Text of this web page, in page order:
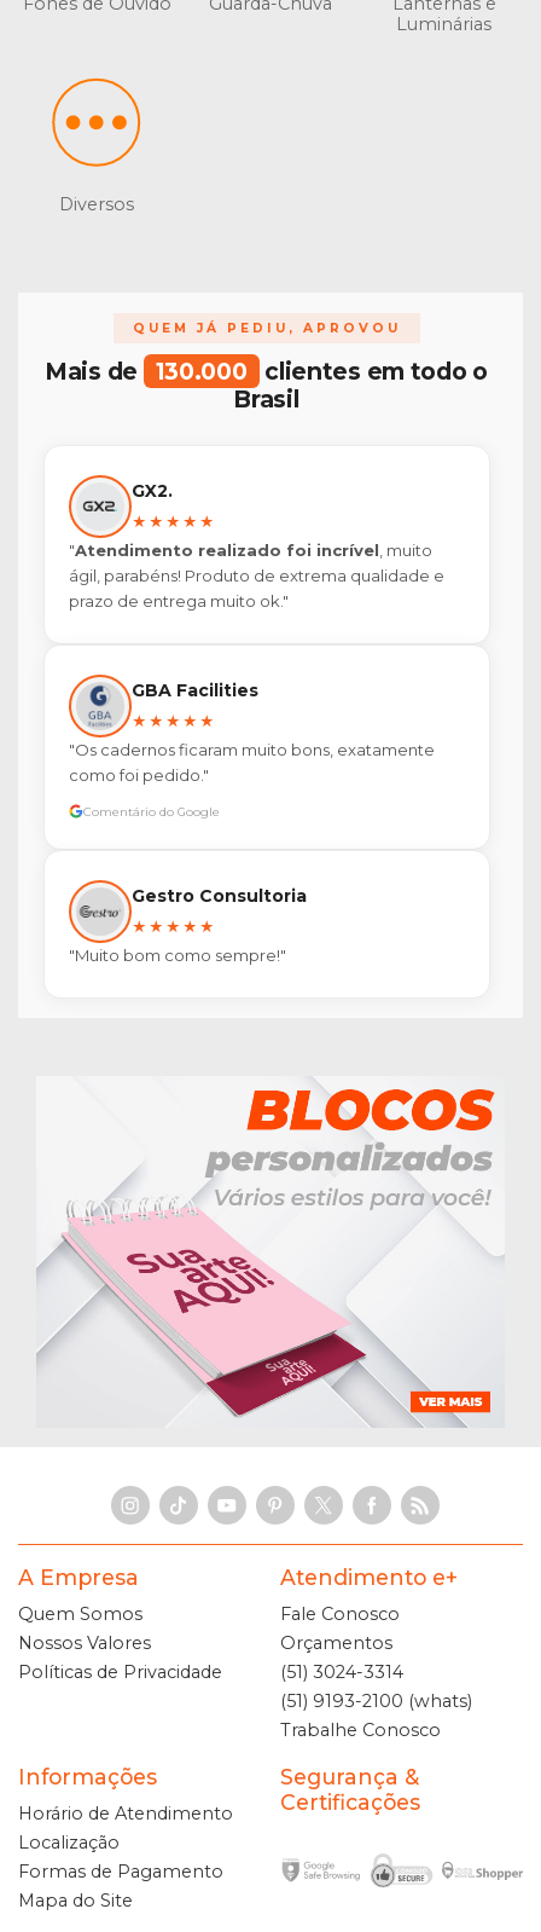
Luminárias
Diversos
QUEM JÁ PEDIU, APROVOU
Mais de 130.000
clientes em todo o
Brasil
GX2.
★★★★★
"Atendimento realizado foi incrível, muito
ágil, parabéns! Produto de extrema qualidade e
prazo de entrega muito ok."
GBA Facilities
★★★★★
"Os cadernos ficaram muito bons, exatamente
como foi pedido."
Comentário do Google
Gestro Consultoria
★★★★★
"Muito bom como sempre!"
A Empresa
Quem Somos
Nossos Valores
Políticas de Privacidade
Atendimento e+
Fale Conosco
Orçamentos
(51) 3024-3314
(51) 9193-2100 (whats)
Trabalhe Conosco
Informações
Horário de Atendimento
Localização
Formas de Pagamento
Mapa do Site
Segurança &
Certificações